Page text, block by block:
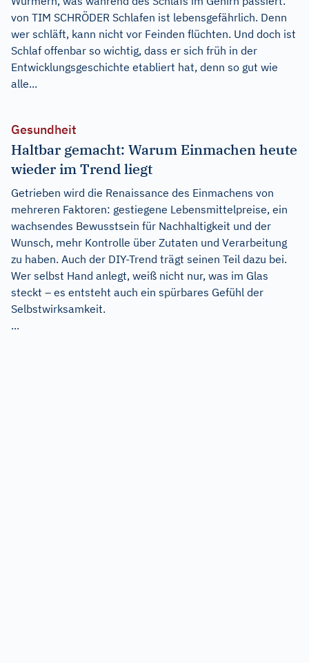
von TIM SCHRÖDER Schlafen ist lebensgefährlich. Denn
wer schläft, kann nicht vor Feinden flüchten. Und doch ist
Schlaf offenbar so wichtig, dass er sich früh in der
Entwicklungsgeschichte etabliert hat, denn so gut wie
alle...
Gesundheit
Haltbar gemacht: Warum Einmachen heute
wieder im Trend liegt
Getrieben wird die Renaissance des Einmachens von
mehreren Faktoren: gestiegene Lebensmittelpreise, ein
wachsendes Bewusstsein für Nachhaltigkeit und der
Wunsch, mehr Kontrolle über Zutaten und Verarbeitung
zu haben. Auch der DIY-Trend trägt seinen Teil dazu bei.
Wer selbst Hand anlegt, weiß nicht nur, was im Glas
steckt – es entsteht auch ein spürbares Gefühl der
Selbstwirksamkeit.
...